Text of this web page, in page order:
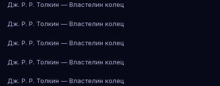
Дж. Р. Р. Толкин — Властелин колец
Дж. Р. Р. Толкин — Властелин колец
Дж. Р. Р. Толкин — Властелин колец
Дж. Р. Р. Толкин — Властелин колец
Дж. Р. Р. Толкин — Властелин колец